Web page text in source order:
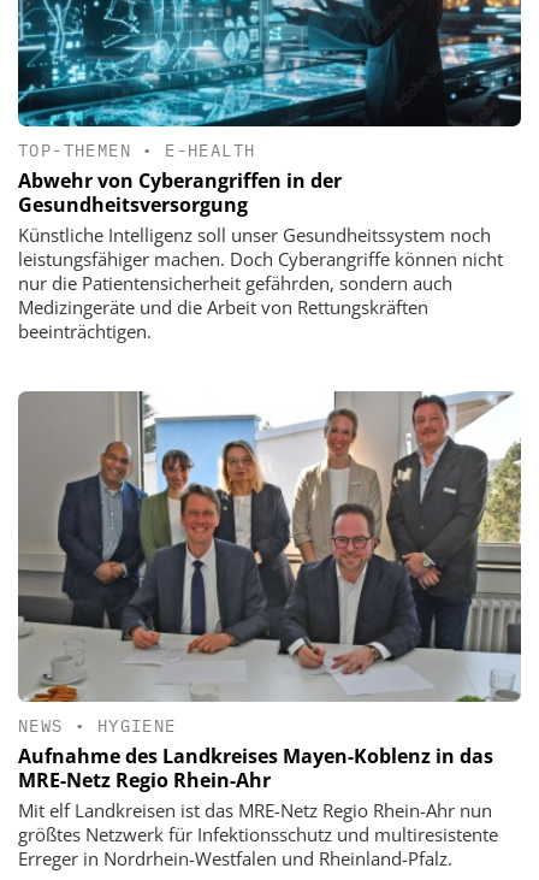
TOP-THEMEN • E-HEALTH
Abwehr von Cyberangriffen in der
Gesundheitsversorgung
Künstliche Intelligenz soll unser Gesundheitssystem noch
leistungsfähiger machen. Doch Cyberangriffe können nicht
nur die Patientensicherheit gefährden, sondern auch
Medizingeräte und die Arbeit von Rettungskräften
beeinträchtigen.
NEWS • HYGIENE
Aufnahme des Landkreises Mayen-Koblenz in das
MRE-Netz Regio Rhein-Ahr
Mit elf Landkreisen ist das MRE-Netz Regio Rhein-Ahr nun
größtes Netzwerk für Infektionsschutz und multiresistente
Erreger in Nordrhein-Westfalen und Rheinland-Pfalz.